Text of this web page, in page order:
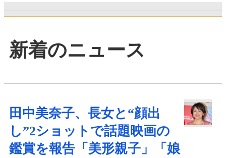
新着のニュース
田中美奈子、長女と“顔出
し”2ショットで話題映画の
鑑賞を報告「美形親子」「娘